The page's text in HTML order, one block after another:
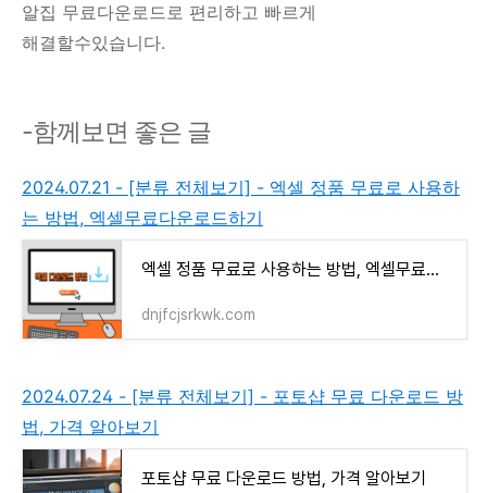
알집 무료다운로드로 편리하고 빠르게
해결할수있습니다.
-함께보면 좋은 글
2024.07.21 - [분류 전체보기] - 엑셀 정품 무료로 사용하
는 방법, 엑셀무료다운로드하기
엑셀 정품 무료로 사용하는 방법, 엑셀무료다운로드하기
dnjfcjsrkwk.com
2024.07.24 - [분류 전체보기] - 포토샵 무료 다운로드 방
법, 가격 알아보기
포토샵 무료 다운로드 방법, 가격 알아보기